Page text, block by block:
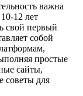
важна
12 лет
свой первый
собой
простые
сайты,
советы для